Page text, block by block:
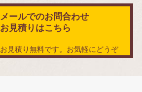
メールでのお問合わせ
お見積りはこちら
お見積り無料です。お気軽にどうぞ